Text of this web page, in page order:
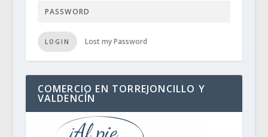
LOGIN Lost my Password
COMERCIO EN TORREJONCILLO Y
VALDENCÍN